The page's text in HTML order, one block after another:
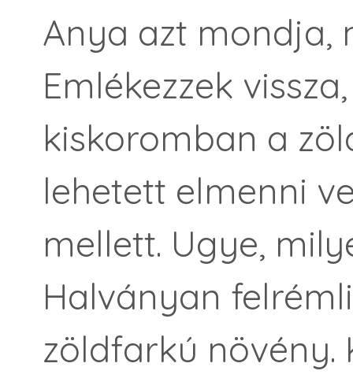
Anya azt mondja,
Emlékezzek
kiskoromban a
lehetett elmenni
mellett. Ugye,
Halványan
zöldfarkú növény.